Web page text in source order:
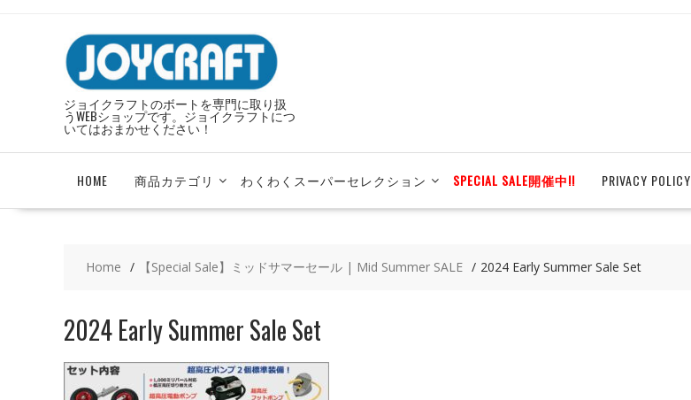
ジョイクラフトのボートを専門に取り扱
うWEBショップです。ジョイクラフトにつ
いてはおまかせください！
HOME 商品カテゴリ わくわくスーパーセレクション SPECIAL SALE開催中!! PRIVACY POLICY
Home 【Special Sale】ミッドサマーセール | Mid Summer SALE 2024 Early Summer Sale Set
2024 Early Summer Sale Set